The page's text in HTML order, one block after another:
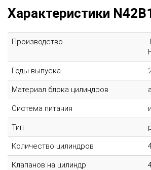
Характеристики
Производство
Годы выпуска
Материал блока цилиндров
Система питания
Тип
Количество цилиндров
Клапанов на цилиндр